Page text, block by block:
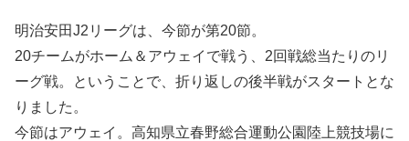
明治安田J2リーグは、今節が第20節。
20チームがホーム＆アウェイで戦う、2回戦総当たりのリ
ーグ戦。ということで、折り返しの後半戦がスタートとな
りました。
今節はアウェイ。高知県立春野総合運動公園陸上競技場に